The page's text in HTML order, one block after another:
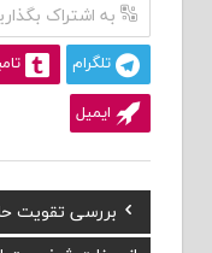
به اشتراک
تلگرام
ایمیل
راهبری
Previous
Post:
بررسی تقویت